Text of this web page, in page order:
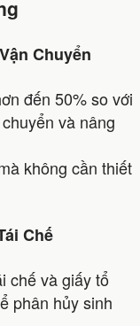
Chuyển
đến 50% so với
và nâng
không cần thiết
Chế
chế và giấy tổ
phân hủy sinh